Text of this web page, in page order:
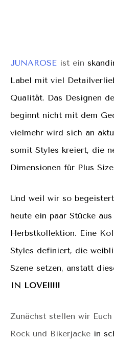
JUNAROSE ist ein
Label mit viel
Qualität. Das Designen
beginnt nicht mit dem
vielmehr wird sich an
somit Styles kreiert, die
Dimensionen für Plus
Und weil wir so
heute ein paar Stücke
Herbstkollektion. Eine
Styles definiert, die
Szene setzen, anstatt
IN LOVE!!!!!
Zunächst stellen wir
Rock und Bikerjacke in